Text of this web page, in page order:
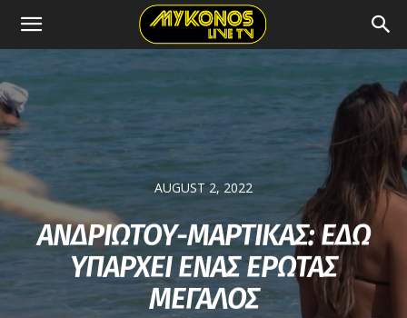
AUGUST 2, 2022
ΑΝΔΡΙΩΤΟΥ-ΜΑΡΤΙΚΑΣ: ΕΔΩ
ΥΠΑΡΧΕΙ ΕΝΑΣ ΕΡΩΤΑΣ
ΜΕΓΑΛΟΣ